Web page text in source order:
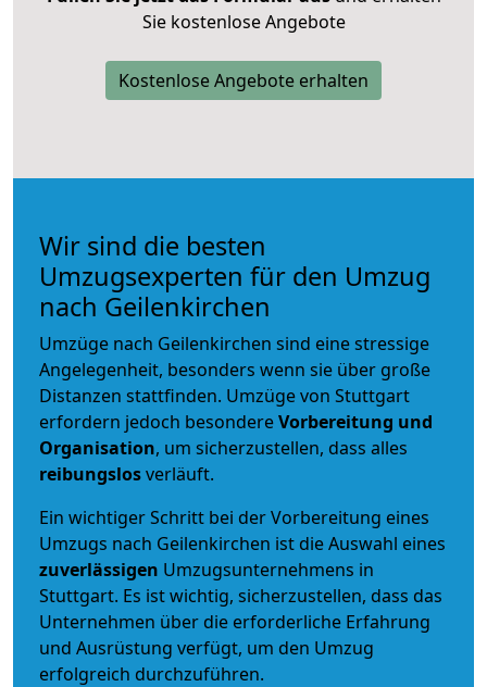
Sie kostenlose Angebote
Kostenlose Angebote erhalten
Wir sind die besten
Umzugsexperten für den Umzug
nach Geilenkirchen
Umzüge nach Geilenkirchen sind eine stressige
Angelegenheit, besonders wenn sie über große
Distanzen stattfinden. Umzüge von Stuttgart
erfordern jedoch besondereVorbereitung und
Organisation, um sicherzustellen, dass alles
reibungslosverläuft.
Ein wichtiger Schritt bei der Vorbereitung eines
Umzugs nach Geilenkirchen ist die Auswahl eines
zuverlässigen Umzugsunternehmens in
Stuttgart. Es ist wichtig, sicherzustellen, dass das
Unternehmen über die erforderliche Erfahrung
und Ausrüstung verfügt, um den Umzug
erfolgreich durchzuführen.